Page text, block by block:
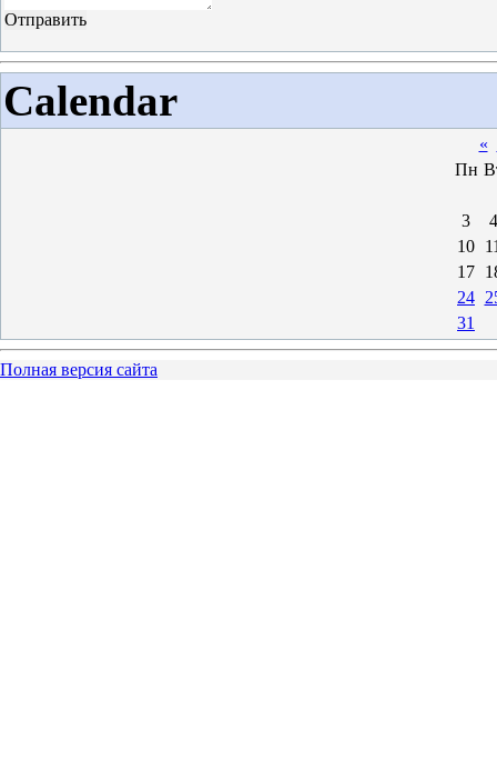
Calendar
«
Пн
3
4
10
17
24
31
Полная версия сайта